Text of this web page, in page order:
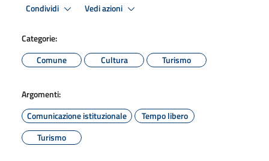
Condividi Vedi azioni
Categorie:
Comune
Cultura Turismo
Argomenti:
Comunicazione istituzionale
Tempo libero
Turismo